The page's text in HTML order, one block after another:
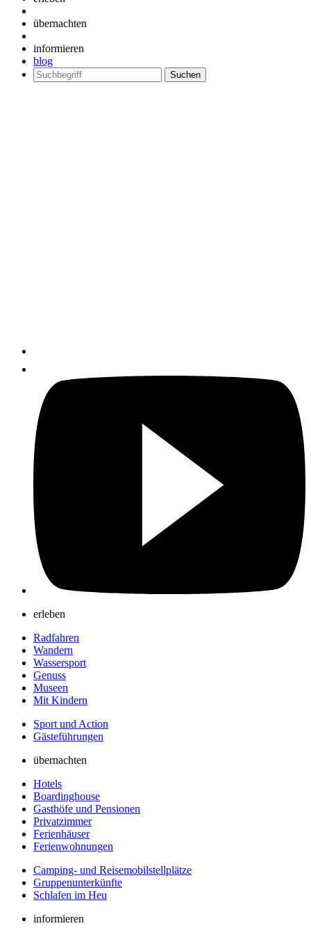
übernachten
informieren
blog
Suchen
nach:
erleben
Radfahren
Wandern
Wassersport
Genuss
Museen
Mit Kindern
Sport und Action
Gästeführungen
übernachten
Hotels
Boardinghouse
Gasthöfe und Pensionen
Privatzimmer
Ferienhäuser
Ferienwohnungen
Camping- und Reisemobilstellplätze
Gruppenunterkünfte
Schlafen im Heu
informieren